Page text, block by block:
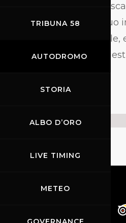
TRIBUNA 58
AUTODROMO
STORIA
ALBO D’ORO
LIVE TIMING
METEO
l’organizzazione
miglioramento continuo
sostenibilità ambientale,
e attivi un sistema di
Certificato